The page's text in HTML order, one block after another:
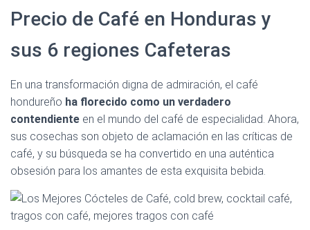
Precio de Café en Honduras y
sus 6 regiones Cafeteras
En una transformación digna de admiración, el café
hondureño ha florecido como un verdadero
contendiente en el mundo del café de especialidad. Ahora,
sus cosechas son objeto de aclamación en las críticas de
café, y su búsqueda se ha convertido en una auténtica
obsesión para los amantes de esta exquisita bebida.